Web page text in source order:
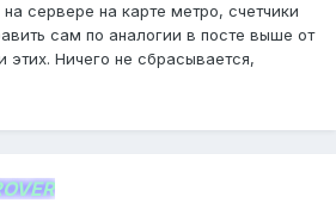
сервере на карте метро, счетчики
сам по аналогии в посте выше от
этих. Ничего не сбрасывается,